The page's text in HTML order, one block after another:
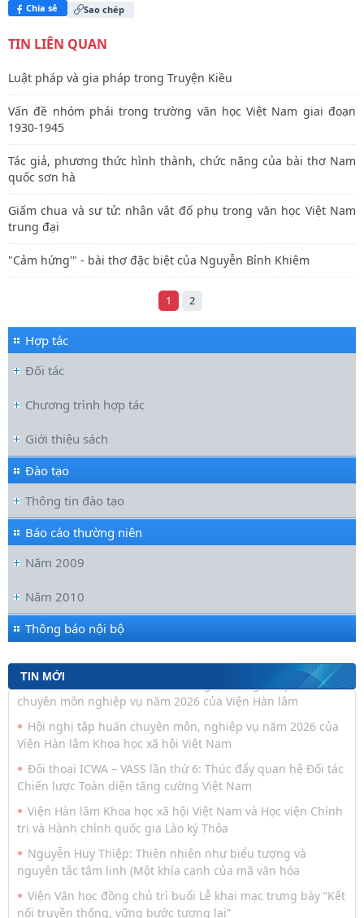
Chia sẻ Sao chép
TIN LIÊN QUAN
Luật pháp và gia pháp trong Truyện Kiều
Vấn đề nhóm phái trong trường văn học Việt Nam giai đoạn
1930-1945
Tác giả, phương thức hình thành, chức năng của bài thơ Nam
quốc sơn hà
Giấm chua và sư tử: nhân vật đố phụ trong văn học Việt Nam
trung đại
"Cảm hứng'" - bài thơ đặc biệt của Nguyễn Bỉnh Khiêm
1 2
Hợp tác
Đối tác
Chương trình hợp tác
Giới thiệu sách
Đào tạo
Thông tin đào tạo
Báo cáo thường niên
Năm 2009
Năm 2010
Thông báo nội bộ
TIN MỚI
Đoàn cán bộ Viện Văn học tham gia Hội nghị tập huấn
chuyên môn nghiệp vụ năm 2026 của Viện Hàn lâm
Hội nghị tập huấn chuyên môn, nghiệp vụ năm 2026 của
Viện Hàn lâm Khoa học xã hội Việt Nam
Đối thoại ICWA – VASS lần thứ 6: Thúc đẩy quan hệ Đối tác
Chiến lược Toàn diện tăng cường Việt Nam
Viện Hàn lâm Khoa học xã hội Việt Nam và Học viện Chính
trị và Hành chính quốc gia Lào ký Thỏa
Nguyễn Huy Thiệp: Thiên nhiên như biểu tượng và
nguyên tắc tâm linh (Một khía cạnh của mã văn hóa
Viện Văn học đồng chủ trì buổi Lễ khai mạc trưng bày “Kết